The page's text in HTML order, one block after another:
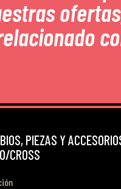
PIEZAS Y
CROSS